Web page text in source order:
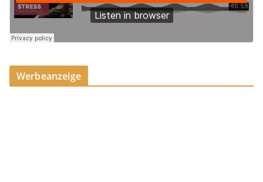
Werbeanzeige